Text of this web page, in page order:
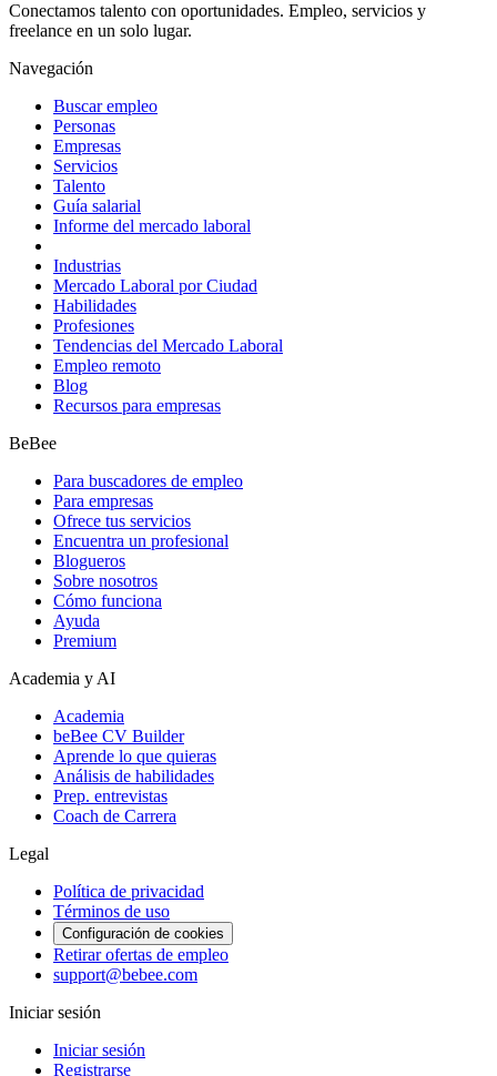
Conectamos talento con oportunidades. Empleo, servicios y
freelance en un solo lugar.
Navegación
Buscar empleo
Personas
Empresas
Servicios
Talento
Guía salarial
Informe del mercado laboral
Industrias
Mercado Laboral por Ciudad
Habilidades
Profesiones
Tendencias del Mercado Laboral
Empleo remoto
Blog
Recursos para empresas
BeBee
Para buscadores de empleo
Para empresas
Ofrece tus servicios
Encuentra un profesional
Blogueros
Sobre nosotros
Cómo funciona
Ayuda
Premium
Academia y AI
Academia
beBee CV Builder
Aprende lo que quieras
Análisis de habilidades
Prep. entrevistas
Coach de Carrera
Legal
Política de privacidad
Términos de uso
Configuración de cookies
Retirar ofertas de empleo
support@bebee.com
Iniciar sesión
Iniciar sesión
Registrarse